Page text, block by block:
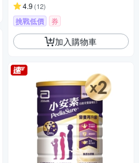
4.9 (12)
挑戰低價 券
加入購物車